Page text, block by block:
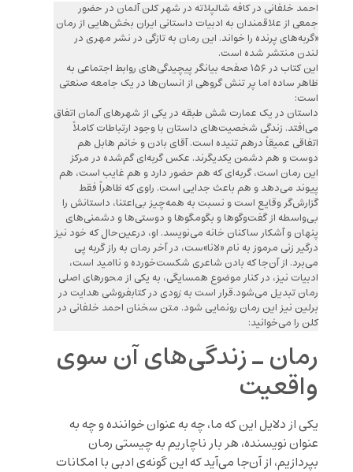
احمد خلفانی در کافه شالپلاته در شهر کلن آلمان در حضور
جمعی از علاقمندان به ادبیات داستانی ایران بخش‌هایی از رمان
«گربه‌های پرنده را خواند. این رمان به تازگی در نشر مهری در
لندن منتشر شده است.
این کتاب در ۱۵۶ صفحه بیانگر پیچیدگی‌های روابط اجتماعی به
ظاهر ساده اما پر تنش گروهی از انسان‌ها در یک جامعه صنعتی
است:
داستان در یک عمارت شش طبقه در یکی از شهرهای آلمان اتفاق
می‌افتد. زندگی شخصیت‌های داستان با وجود ارتباطات کاملاً
اتفاقی عمیقاً درهم تنیده است. آقای بادن و خانم هابل هم
دوست و هم دشمن یکدیگرند. عکس گربه‌ای گم‌شده در مرکز
این رمان است، گربه‌ای که هم حضور دارد و هم غایب است، هم
پیوند می‌دهد و هم باعث جدایی است. راوی که ظاهراً فقط
گزارش‌گر وقایع است و نسبت به همه‌چیز بی‌اعتنا، داستانش را
بی‌واسطه از گفت‌وگوها و بگومگوها و دوستی‌ها و دشمنی‌های
پنهان و آشکار ساکنان خانه می‌نویسد. او، درعین‌حال که خود نیز
درگیر زنی مرموز به نام «لانا»ست، در آخر رمان به راز گربه پی
می‌برد. از آن‌جا که بادن شاعری شکست‌خورده و ناامید است،
ادبیات نیز، در کنار موضوع همسایگی، به یکی از محورهای اصلی
رمان تبدیل می‌شود.قرار است به زودی در کتابفروشی هدایت در
برلین نیز این رمان رونمایی شود. متن سخنان احمد خلفانی در
کلن را می‌خوانید:
رمان ـ زندگی‌های آن سوی
واقعیت
یکی از دلایل این که ما، چه به عنوان خواننده و چه به
عنوان نویسنده، هر بار ناچاریم به چیستی رمان
بپردازیم، از آن‌جا می‌آید که این گونه‌ی ادبی با امکانات